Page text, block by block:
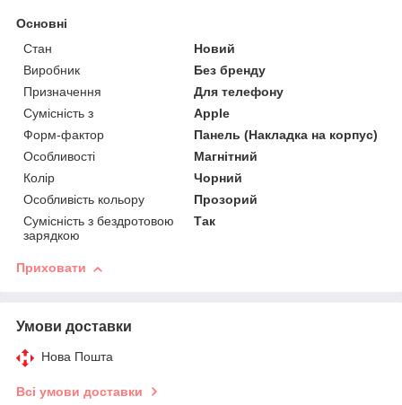
Основні
Стан
Новий
Виробник
Без бренду
Призначення
Для телефону
Сумісність з
Apple
Форм-фактор
Панель (Накладка на корпус)
Особливості
Магнітний
Колір
Чорний
Особливість кольору
Прозорий
Сумісність з бездротовою
зарядкою
Так
Приховати
Умови доставки
Нова Пошта
Всі умови доставки